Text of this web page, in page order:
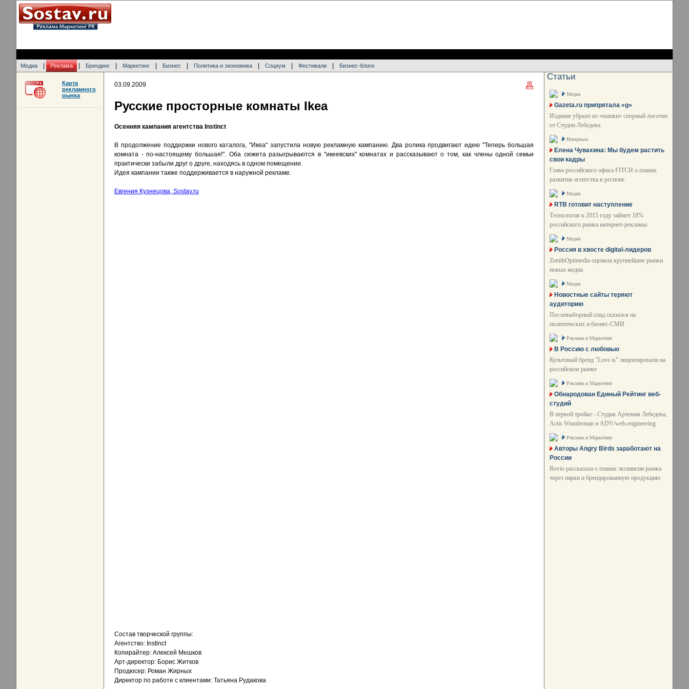
Медиа Реклама Брендинг Маркетинг Бизнес Политика и экономика Социум Фестивали Бизнес-блоги
03.09.2009
Русские просторные комнаты Ikea
Осенняя кампания агентства Instinct
В продолжение поддержки нового каталога, "Икеа" запустила новую рекламную кампанию. Два ролика продвигают идею "Теперь большая
комната - по-настоящему большая!". Оба сюжета разыгрываются в "икеевских" комнатах и рассказывают о том, как члены одной семьи
практически забыли друг о друге, находясь в одном помещении.
Идея кампании также поддерживается в наружной рекламе.
Евгения Кузнецова, Sostav.ru
Состав творческой группы:
Агентство: Instinct
Копирайтер: Алексей Мешков
Арт-директор: Борис Житков
Продюсер: Роман Жирных
Директор по работе с клиентами: Татьяна Рудакова
Карта
рекламного
рынка
Статьи
Медиа
Gazeta.ru припрятала «g»
Издание убрало из «шапки» спорный логотип
от Студии Лебедева
Интервью
Елена Чувахина: Мы будем растить
свои кадры
Глава российского офиса FITCH о планах
развития агентства в регионе
Медиа
RTB готовит наступление
Технология к 2015 году займет 18%
российского рынка интернет-рекламы
Медиа
Россия в хвосте digital-лидеров
ZenithOptimedia оценила крупнейшие рынки
новых медиа
Медиа
Новостные сайты теряют
аудиторию
Послевыборный спад сказался на
политических и бизнес-СМИ
Реклама и Маркетинг
В Россию с любовью
Культовый бренд "Love is" лицензировали на
российском рынке
Реклама и Маркетинг
Обнародован Единый Рейтинг веб-
студий
В первой тройке - Студия Артемия Лебедева,
Actis Wunderman и ADV/web-engineering
Реклама и Маркетинг
Авторы Angry Birds заработают на
России
Rovio рассказала о планах экспансии рынка
через парки и брендированную продукцию